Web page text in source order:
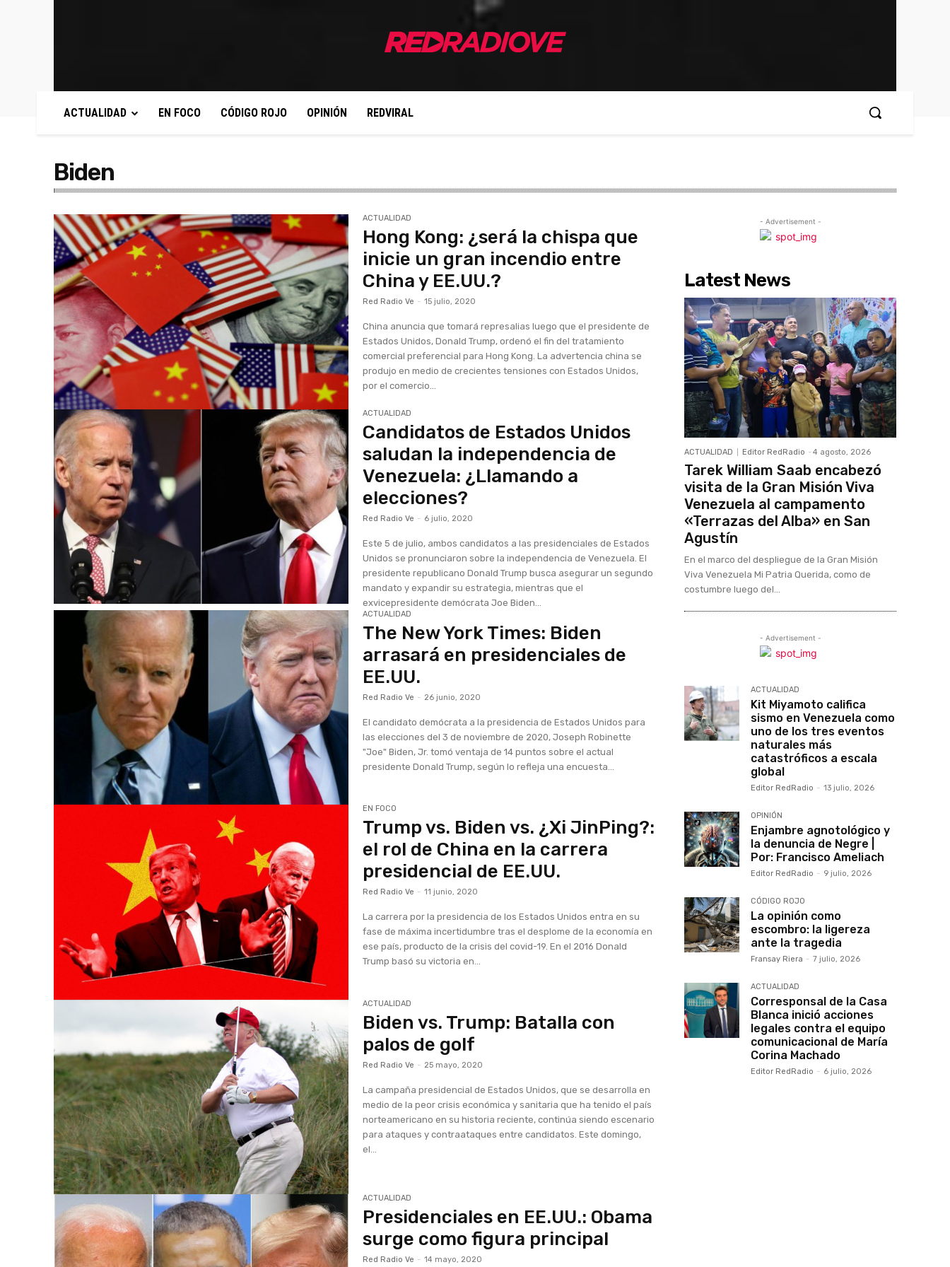
ACTUALIDAD EN FOCO CÓDIGO ROJO OPINIÓN REDVIRAL
Biden
ACTUALIDAD
Hong Kong: ¿será la chispa que
inicie un gran incendio entre
China y EE.UU.?
Red Radio Ve - 15 julio, 2020
China anuncia que tomará represalias luego que el presidente de
Estados Unidos, Donald Trump, ordenó el fin del tratamiento
comercial preferencial para Hong Kong. La advertencia china se
produjo en medio de crecientes tensiones con Estados Unidos,
por el comercio...
ACTUALIDAD
Candidatos de Estados Unidos
saludan la independencia de
Venezuela: ¿Llamando a
elecciones?
Red Radio Ve - 6 julio, 2020
Este 5 de julio, ambos candidatos a las presidenciales de Estados
Unidos se pronunciaron sobre la independencia de Venezuela. El
presidente republicano Donald Trump busca asegurar un segundo
mandato y expandir su estrategia, mientras que el
exvicepresidente demócrata Joe Biden...
ACTUALIDAD
The New York Times: Biden
arrasará en presidenciales de
EE.UU.
Red Radio Ve - 26 junio, 2020
El candidato demócrata a la presidencia de Estados Unidos para
las elecciones del 3 de noviembre de 2020, Joseph Robinette
"Joe" Biden, Jr. tomó ventaja de 14 puntos sobre el actual
presidente Donald Trump, según lo refleja una encuesta...
EN FOCO
Trump vs. Biden vs. ¿Xi JinPing?:
el rol de China en la carrera
presidencial de EE.UU.
Red Radio Ve - 11 junio, 2020
La carrera por la presidencia de los Estados Unidos entra en su
fase de máxima incertidumbre tras el desplome de la economía en
ese país, producto de la crisis del covid-19. En el 2016 Donald
Trump basó su victoria en...
ACTUALIDAD
Biden vs. Trump: Batalla con
palos de golf
Red Radio Ve - 25 mayo, 2020
La campaña presidencial de Estados Unidos, que se desarrolla en
medio de la peor crisis económica y sanitaria que ha tenido el país
norteamericano en su historia reciente, continúa siendo escenario
para ataques y contraataques entre candidatos. Este domingo,
el...
ACTUALIDAD
Presidenciales en EE.UU.: Obama
surge como figura principal
Red Radio Ve - 14 mayo, 2020
- Advertisement -
Latest News
ACTUALIDAD Editor RedRadio - 4 agosto, 2026
Tarek William Saab encabezó
visita de la Gran Misión Viva
Venezuela al campamento
«Terrazas del Alba» en San
Agustín
En el marco del despliegue de la Gran Misión
Viva Venezuela Mi Patria Querida, como de
costumbre luego del...
- Advertisement -
ACTUALIDAD
Kit Miyamoto califica
sismo en Venezuela como
uno de los tres eventos
naturales más
catastróficos a escala
global
Editor RedRadio - 13 julio, 2026
OPINIÓN
Enjambre agnotológico y
la denuncia de Negre |
Por: Francisco Ameliach
Editor RedRadio - 9 julio, 2026
CÓDIGO ROJO
La opinión como
escombro: la ligereza
ante la tragedia
Fransay Riera - 7 julio, 2026
ACTUALIDAD
Corresponsal de la Casa
Blanca inició acciones
legales contra el equipo
comunicacional de María
Corina Machado
Editor RedRadio - 6 julio, 2026